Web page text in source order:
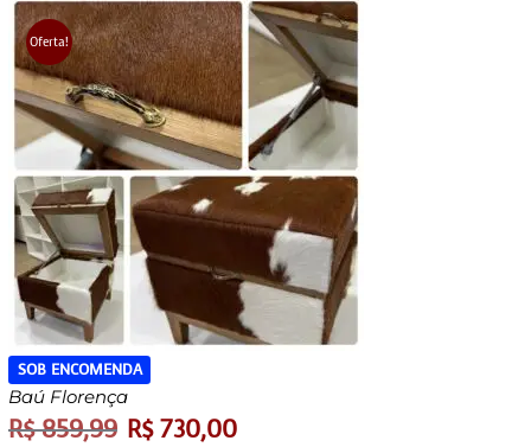
Oferta!
SOB ENCOMENDA
Baú Florença
R$859,99 R$730,00